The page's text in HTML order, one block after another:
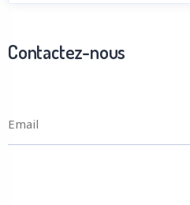
Contactez-nous